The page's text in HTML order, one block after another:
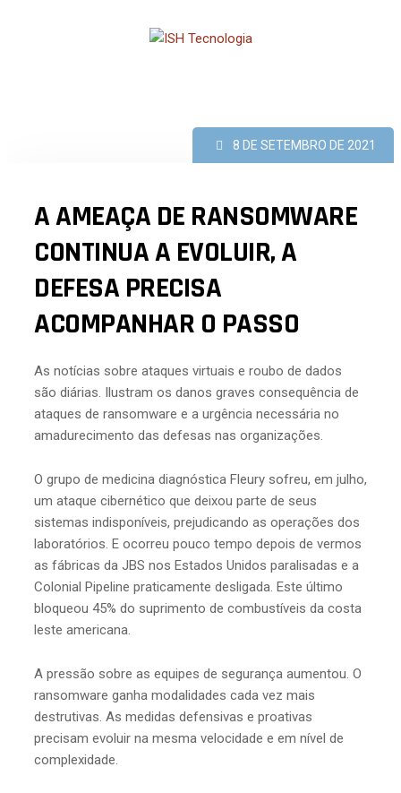
8 DE SETEMBRO DE 2021
A AMEAÇA DE RANSOMWARE
CONTINUA A EVOLUIR, A
DEFESA PRECISA
ACOMPANHAR O PASSO
As notícias sobre ataques virtuais e roubo de dados
são diárias. Ilustram os danos graves consequência de
ataques de ransomware e a urgência necessária no
amadurecimento das defesas nas organizações.
O grupo de medicina diagnóstica Fleury sofreu, em julho,
um ataque cibernético que deixou parte de seus
sistemas indisponíveis, prejudicando as operações dos
laboratórios. E ocorreu pouco tempo depois de vermos
as fábricas da JBS nos Estados Unidos paralisadas e a
Colonial Pipeline praticamente desligada. Este último
bloqueou 45% do suprimento de combustíveis da costa
leste americana.
A pressão sobre as equipes de segurança aumentou. O
ransomware ganha modalidades cada vez mais
destrutivas. As medidas defensivas e proativas
precisam evoluir na mesma velocidade e em nível de
complexidade.